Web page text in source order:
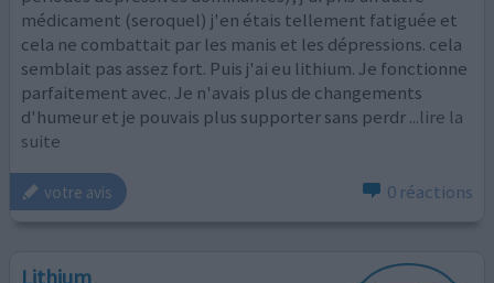
médicament (seroquel) j'en étais tellement fatiguée et
cela ne combattait par les manis et les dépressions. cela
semblait pas assez fort. Puis j'ai eu lithium. Je fonctionne
parfaitement avec. Je n'avais plus de changements
d'humeur et je pouvais plus supporter sans perdr...lire la
suite
votre avis 0 réactions
Lithium